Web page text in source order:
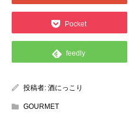
Pocket
feedly
投稿者: 酒にっこり
GOURMET